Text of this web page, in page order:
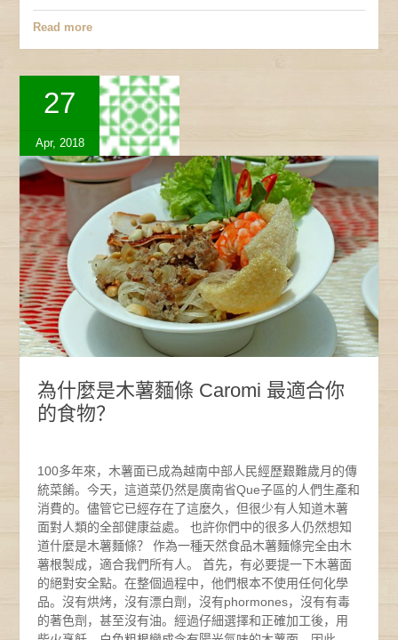
Read more
27
Apr, 2018
為什麼是木薯麵條 Caromi 最適合你
的食物？
100多年來，木薯面已成為越南中部人民經歷艱難歲月的傳
統菜餚。今天，這道菜仍然是廣南省Que子區的人們生產和
消費的。儘管它已經存在了這麼久，但很少有人知道木薯
面對人類的全部健康益處。 也許你們中的很多人仍然想知
道什麼是木薯麵條？ 作為一種天然食品木薯麵條完全由木
薯根製成，適合我們所有人。 首先，有必要提一下木薯面
的絕對安全點。在整個過程中，他們根本不使用任何化學
品。沒有烘烤，沒有漂白劑，沒有phormones，沒有有毒
的著色劑，甚至沒有油。經過仔細選擇和正確加工後，用